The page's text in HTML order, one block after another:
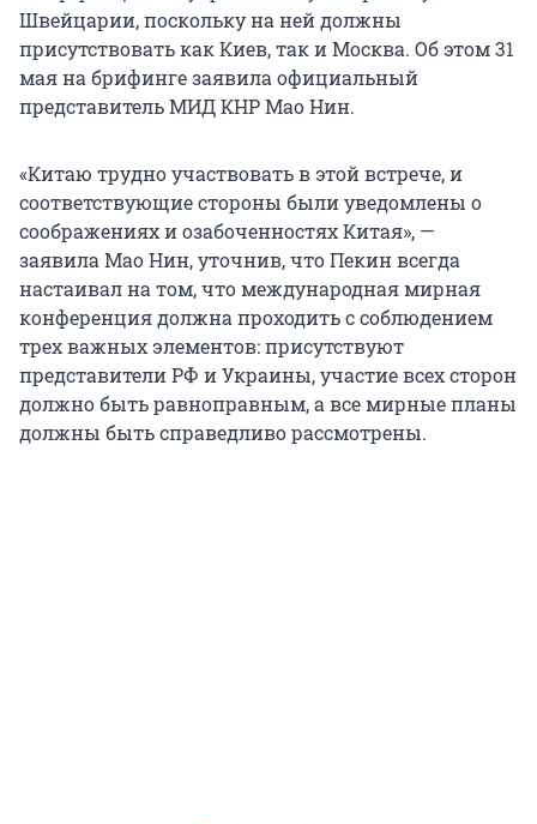
Швейцарии, поскольку на ней должны
присутствовать как Киев, так и Москва. Об этом 31
мая на брифинге заявила официальный
представитель МИД КНР Мао Нин.
«Китаю трудно участвовать в этой встрече, и
соответствующие стороны были уведомлены о
соображениях и озабоченностях Китая», —
заявила Мао Нин, уточнив, что Пекин всегда
настаивал на том, что международная мирная
конференция должна проходить с соблюдением
трех важных элементов: присутствуют
представители РФ и Украины, участие всех сторон
должно быть равноправным, а все мирные планы
должны быть справедливо рассмотрены.